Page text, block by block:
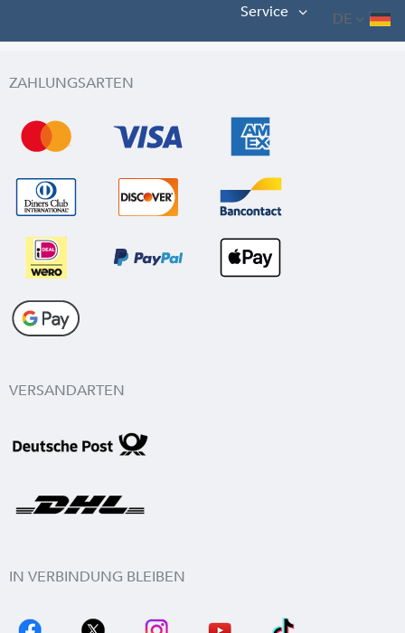
DE
Service
ZAHLUNGSARTEN
VERSANDARTEN
IN VERBINDUNG BLEIBEN